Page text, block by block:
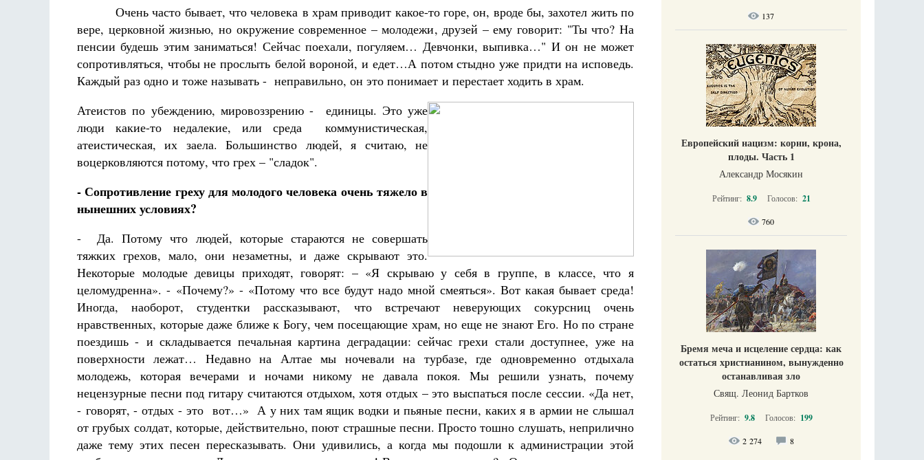
Очень часто бывает, что человека в храм приводит какое-то горе, он, вроде бы, захотел жить по
вере, церковной жизнью, но окружение современное – молодежи, друзей – ему говорит: "Ты что? На
пенсии будешь этим заниматься! Сейчас поехали, погуляем… Девчонки, выпивка…" И он не может
сопротивляться, чтобы не прослыть белой вороной, и едет…А потом стыдно уже придти на исповедь.
Каждый раз одно и тоже называть - неправильно, он это понимает и перестает ходить в храм.
Атеистов по убеждению, мировоззрению - единицы. Это уже
люди какие-то недалекие, или среда коммунистическая,
атеистическая, их заела. Большинство людей, я считаю, не
воцерковляются потому, что грех – "сладок".
- Сопротивление греху для молодого человека очень тяжело в
нынешних условиях?
- Да. Потому что людей, которые стараются не совершать
тяжких грехов, мало, они незаметны, и даже скрывают это.
Некоторые молодые девицы приходят, говорят: – «Я скрываю у себя в группе, в классе, что я
целомудренна». - «Почему?» - «Потому что все будут надо мной смеяться». Вот какая бывает среда!
Иногда, наоборот, студентки рассказывают, что встречают неверующих сокурсниц очень
нравственных, которые даже ближе к Богу, чем посещающие храм, но еще не знают Его. Но по стране
поездишь - и складывается печальная картина деградации: сейчас грехи стали доступнее, уже на
поверхности лежат… Недавно на Алтае мы ночевали на турбазе, где одновременно отдыхала
молодежь, которая вечерами и ночами никому не давала покоя. Мы решили узнать, почему
нецензурные песни под гитару считаются отдыхом, хотя отдых – это выспаться после сессии. «Да нет,
- говорят, - отдых - это вот…» А у них там ящик водки и пьяные песни, каких я в армии не слышал
от грубых солдат, которые, действительно, поют страшные песни. Просто тошно слушать, неприлично
даже тему этих песен пересказывать. Они удивились, а когда мы подошли к администрации этой
137
Европейский нацизм: корни, крона,
плоды. Часть 1
Александр Мосякин
Рейтинг: 8.9 Голосов: 21
760
Бремя меча и исцеление сердца: как
остаться христианином, вынужденно
останавливая зло
Свящ. Леонид Бартков
Рейтинг: 9.8 Голосов: 199
2 274 8